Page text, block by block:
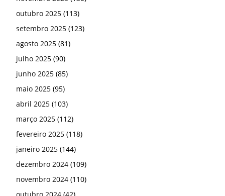
fevereiro 2025(118)
janeiro 2025(144)
dezembro 2024(109)
novembro 2024
outubro 2024(42)
setembro 2024
agosto 2024 (117)
julho 2024(53)
junho 2024(66)
maio 2024(81)
abril 2024
(97)
março 2024(141)
fevereiro 2024(121)